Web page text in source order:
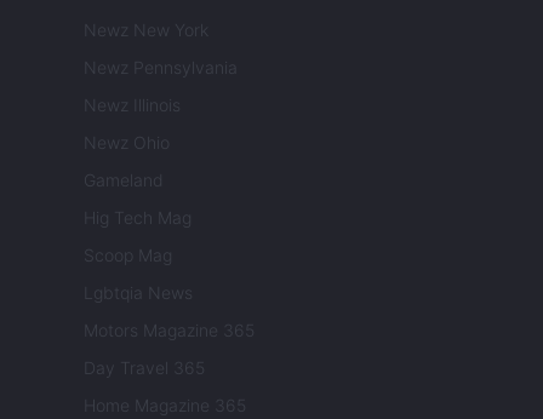
Newz New York
Newz Pennsylvania
Newz Illinois
Newz Ohio
Gameland
Hig Tech Mag
Scoop Mag
Lgbtqia News
Motors Magazine 365
Day Travel 365
Home Magazine 365